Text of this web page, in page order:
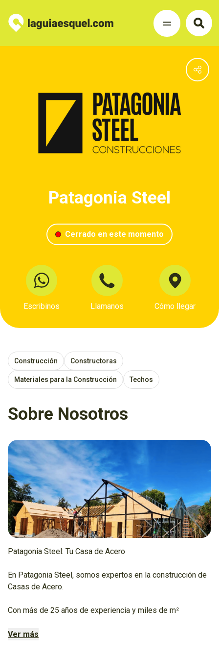
Patagonia Steel
Cerrado en este momento
Escribinos Llamanos Cómo llegar
Construcción Constructoras
Materiales para la Construcción Techos
Sobre Nosotros
Patagonia Steel: Tu Casa de Acero
En Patagonia Steel, somos expertos en la construcción de
Casas de Acero.
Con más de 25 años de experiencia y miles de m²
sustentable para llevar a cabo tus proyectos en Esquel y en
Ver más